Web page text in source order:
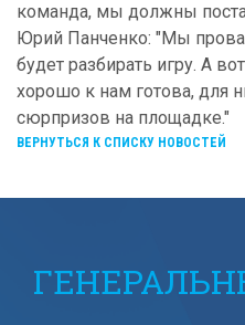
команда, мы должны
Юрий Панченко: "Мы
будет разбирать игру. А
хорошо к нам готова, для
сюрпризов на площадке."
ВЕРНУТЬСЯ К СПИСКУ НОВОСТЕЙ